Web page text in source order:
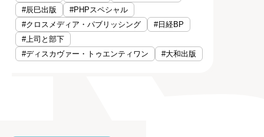
#辰巳出版
#PHPスペシャル
#クロスメディア・パブリッシング
#日経BP
#上司と部下
#ディスカヴァー・トゥエンティワン
#大和出版